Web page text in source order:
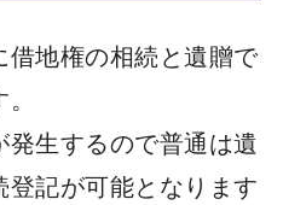
地権の相続と遺贈で
生するので普通は遺
記が可能となります